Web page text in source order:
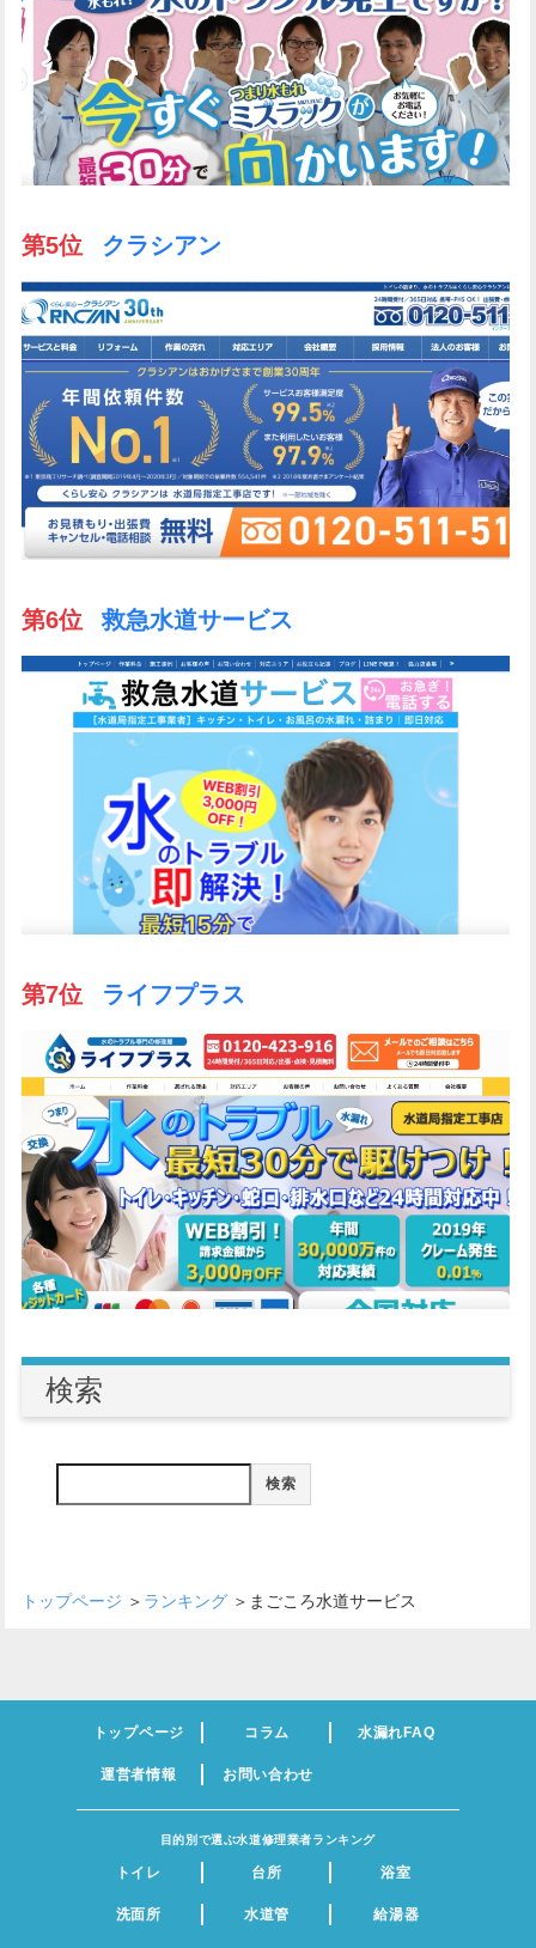
第5位 クラシアン
第6位 救急水道サービス
第7位 ライフプラス
検索
検索
トップページ ＞ ランキング ＞ まごころ水道サービス
トップページ コラム 水漏れFAQ
運営者情報 お問い合わせ
目的別で選ぶ水道修理業者ランキング
トイレ 台所 浴室
洗面所 水道管 給湯器